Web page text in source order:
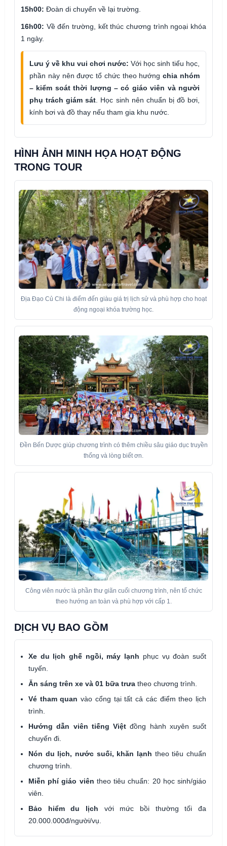
15h00: Đoàn di chuyển về lại trường.
16h00: Về đến trường, kết thúc chương trình ngoại khóa
1 ngày.
Lưu ý về khu vui chơi nước: Với học sinh tiểu học,
phần này nên được tổ chức theo hướngchia nhóm
– kiểm soát thời lượng – có giáo viên và người
phụ trách giám sát . Học sinh nên chuẩn bị đồ bơi,
kính bơi và đồ thay nếu tham gia khu nước.
HÌNH ẢNH MINH HỌA HOẠT ĐỘNG
TRONG TOUR
Địa Đạo Củ Chi là điểm đến giàu giá trị lịch sử và phù hợp cho hoạt
động ngoại khóa trường học.
Đền Bến Dược giúp chương trình có thêm chiều sâu giáo dục truyền
thống và lòng biết ơn.
Công viên nước là phần thư giãn cuối chương trình, nên tổ chức
theo hướng an toàn và phù hợp với cấp 1.
DỊCH VỤ BAO GỒM
Xe du lịch ghế ngồi, máy lạnh phục vụ đoàn suốt
tuyến.
Ăn sáng trên xe và 01 bữa trưa theo chương trình.
Vé tham quan vào cổng tại tất cả các điểm theo lịch
trình.
Hướng dẫn viên tiếng Việt đồng hành xuyên suốt
chuyến đi.
Nón du lịch, nước suối, khăn lạnh theo tiêu chuẩn
chương trình.
Miễn phí giáo viên theo tiêu chuẩn: 20 học sinh/giáo
viên.
Bảo hiểm du lịch với mức bồi thường tối đa
20.000.000đ/người/vụ.